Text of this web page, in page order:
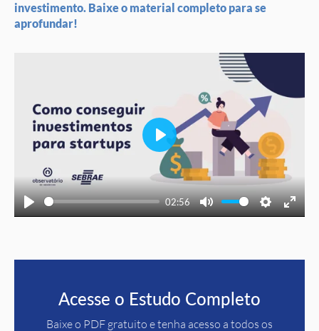
investimento. Baixe o material completo para se
aprofundar!
02:56
Play
Acesse o Estudo Completo
Baixe o PDF gratuito e tenha acesso a todos os